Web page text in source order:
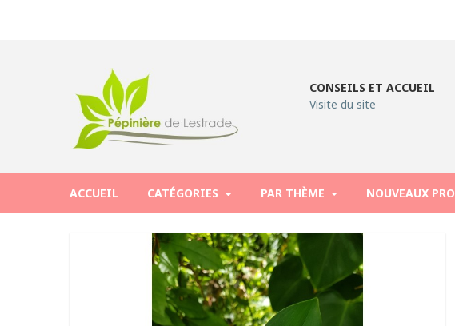
CONSEILS ET ACCUEIL
Visite du site
ACCUEIL CATÉGORIES PAR THÈME NOUVEAUX